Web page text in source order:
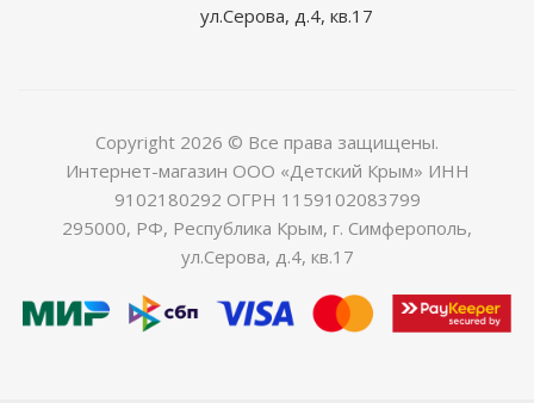
ул.Серова, д.4, кв.17
Copyright 2026 © Все права защищены.
Интернет-магазин ООО «Детский Крым» ИНН
9102180292 ОГРН 1159102083799
295000, РФ, Республика Крым, г. Симферополь,
ул.Серова, д.4, кв.17